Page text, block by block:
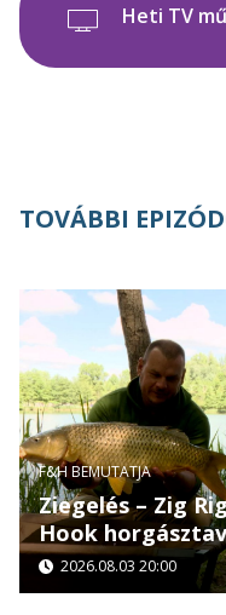
Heti TV
TOVÁBBI
F&H BEMUTATJA
Ziegelés – Zig
Hook
2026.08.03 20:00